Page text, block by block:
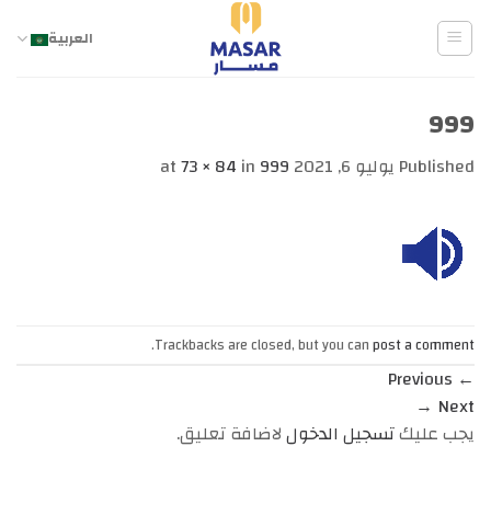
Skip
content
العربية
999
Published يوليو 6, 2021 73 × 84 in 999
Trackbacks are closed, but you canpost a comment
.
←
Next
→
يجب عليكتسجيل الدخوللاضافة تعليق.